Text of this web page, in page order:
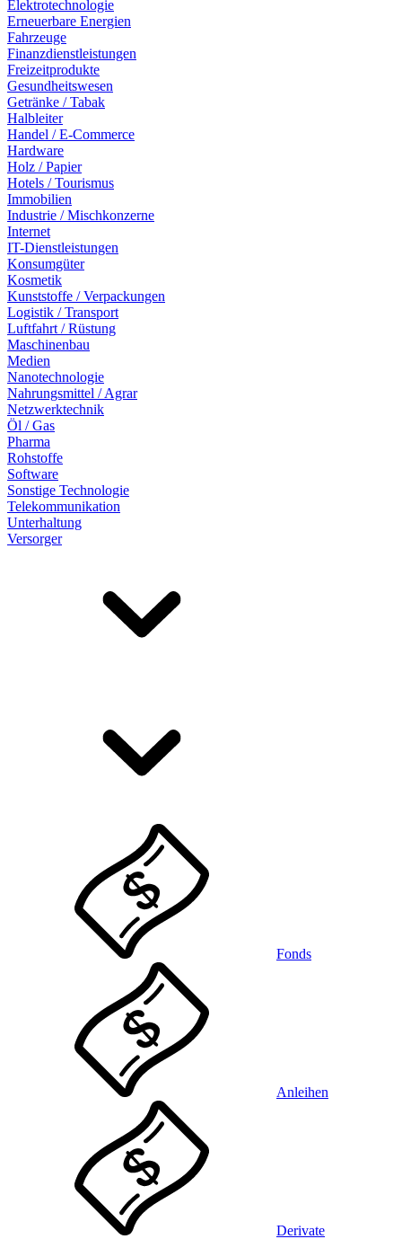
Elektrotechnologie
Erneuerbare Energien
Fahrzeuge
Finanzdienstleistungen
Freizeitprodukte
Gesundheitswesen
Getränke / Tabak
Halbleiter
Handel / E-Commerce
Hardware
Holz / Papier
Hotels / Tourismus
Immobilien
Industrie / Mischkonzerne
Internet
IT-Dienstleistungen
Konsumgüter
Kosmetik
Kunststoffe / Verpackungen
Logistik / Transport
Luftfahrt / Rüstung
Maschinenbau
Medien
Nanotechnologie
Nahrungsmittel / Agrar
Netzwerktechnik
Öl / Gas
Pharma
Rohstoffe
Software
Sonstige Technologie
Telekommunikation
Unterhaltung
Versorger
Fonds
Anleihen
Derivate